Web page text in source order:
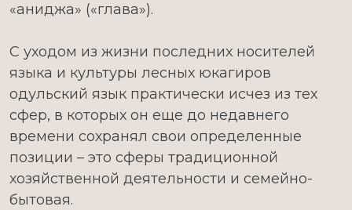
«аниджа» («глава»).
С уходом из жизни последних носителей
языка и культуры лесных юкагиров
одульский язык практически исчез из тех
сфер, в которых он еще до недавнего
времени сохранял свои определенные
позиции – это сферы традиционной
хозяйственной деятельности и семейно-
бытовая.